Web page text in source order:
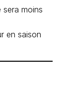
moins
en saison